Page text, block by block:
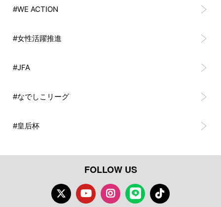
#WE ACTION
#女性活躍推進
#JFA
#なでしこリーグ
#皇后杯
FOLLOW US